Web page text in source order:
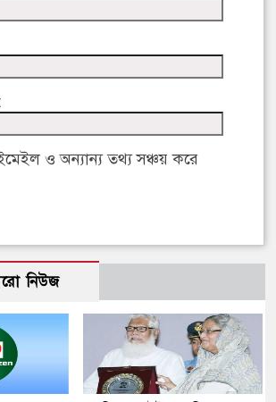
ও অন্যান্য তথ্য সঞ্চয় করে
নিউজ